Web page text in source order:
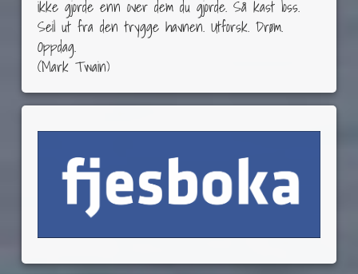
ikke gjorde enn over dem du gjorde. Så kast loss.
Seil ut fra den trygge havnen. Utforsk. Drøm.
Oppdag.
(Mark Twain)